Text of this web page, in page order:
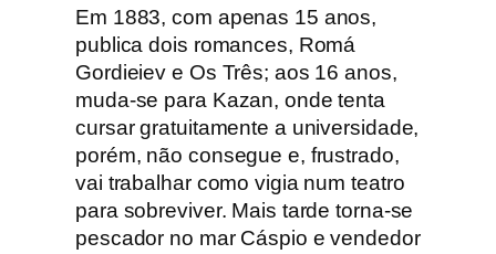
a
g
e
m
M
á
x
i
m
Em 1883, com apenas 15 anos,
publica dois romances, Romá
Gordieiev e Os Três; aos 16 anos,
muda-se para Kazan, onde tenta
cursar gratuitamente a universidade,
porém, não consegue e, frustrado,
vai trabalhar como vigia num teatro
para sobreviver. Mais tarde torna-se
pescador no mar Cáspio e vendedor